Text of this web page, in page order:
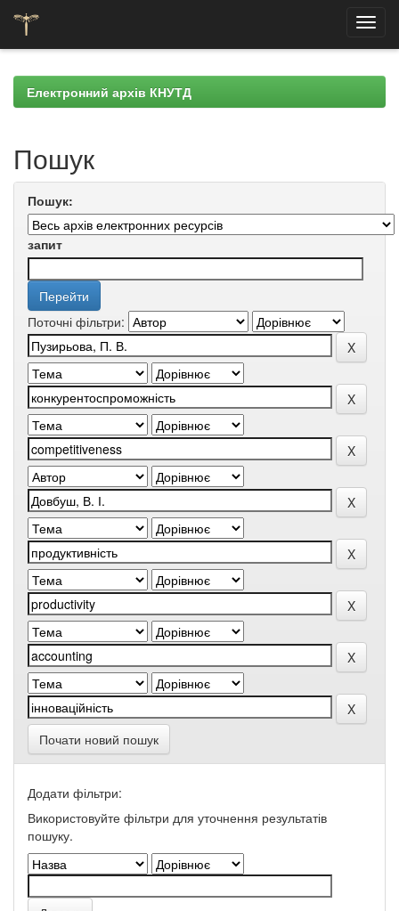
navigationЕлектронний архів КНУТД
Пошук
Пошук:
запит
Поточні фільтри:
Почати новий пошук
Додати фільтри:
Використовуйте фільтри для уточнення результатів
пошуку.